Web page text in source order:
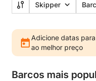
Skipper
Adicione datas
ao melhor preço
Barcos mais